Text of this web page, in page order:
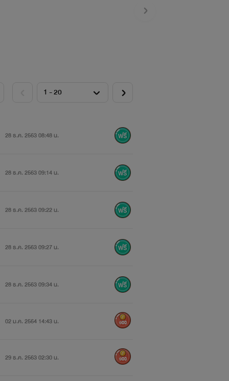
28 ธ.ค. 2563 08:48 น.
28 ธ.ค. 2563 09:14 น.
28 ธ.ค. 2563 09:22 น.
28 ธ.ค. 2563 09:27 น.
28 ธ.ค. 2563 09:34 น.
02 ม.ค. 2564 14:43 น. 900
29 ธ.ค. 2563 02:30 น. 900